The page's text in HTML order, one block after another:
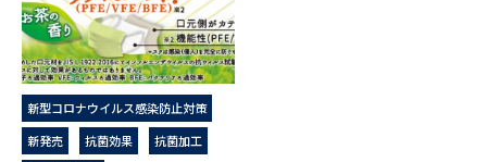
新型コロナウイルス感染防止対策
新発売
抗菌効果
抗菌加工